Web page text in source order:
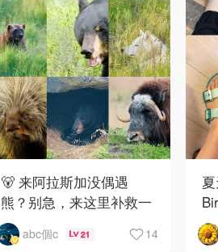
🐻 来阿拉斯加没偶遇
熊？别急，来这里补救一
下！
abc個c 21 14
如